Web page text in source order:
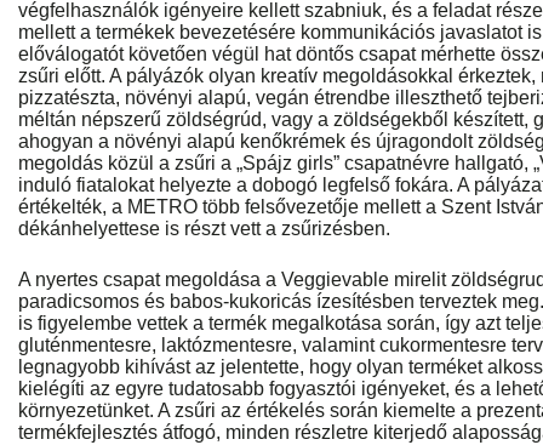
végfelhasználók igényeire kellett szabniuk, és a feladat
mellett a termékek bevezetésére kommunikációs javaslatot
előválogatót követően végül hat döntős csapat mérhette
zsűri előtt. A pályázók olyan kreatív megoldásokkal
pizzatészta, növényi alapú, vegán étrendbe illeszthető
méltán népszerű zöldségrúd, vagy a zöldségekből készített,
ahogyan a növényi alapú kenőkrémek és újragondolt
megoldás közül a zsűri a „Spájz girls” csapatnévre hallgató,
induló fiatalokat helyezte a dobogó legfelső fokára. A
értékelték, a METRO több felsővezetője mellett a Szent
dékánhelyettese is részt vett a zsűrizésben.
A nyertes csapat megoldása a Veggievable mirelit
paradicsomos és babos-kukoricás ízesítésben terveztek
is figyelembe vettek a termék megalkotása során, így azt
gluténmentesre, laktózmentesre, valamint cukormentesre
legnagyobb kihívást az jelentette, hogy olyan terméket
kielégíti az egyre tudatosabb fogyasztói igényeket, és a
környezetünket. A zsűri az értékelés során kiemelte a
termékfejlesztés átfogó, minden részletre kiterjedő